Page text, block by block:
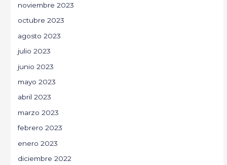
noviembre 2023
octubre 2023
agosto 2023
julio 2023
junio 2023
mayo 2023
abril 2023
marzo 2023
febrero 2023
enero 2023
diciembre 2022